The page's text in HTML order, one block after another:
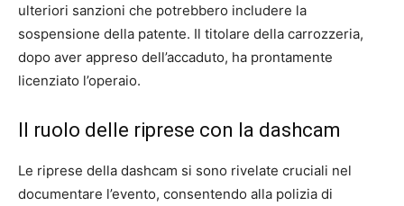
ulteriori sanzioni che potrebbero includere la
sospensione della patente. Il titolare della carrozzeria,
dopo aver appreso dell’accaduto, ha prontamente
licenziato l’operaio.
Il ruolo delle riprese con la dashcam
Le riprese della dashcam si sono rivelate cruciali nel
documentare l’evento, consentendo alla polizia di